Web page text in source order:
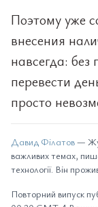
Поэтому уже
внесения
навсегда:
перевести
просто
Давид Філатов—
важливих темах,
технології. Він
Повторний випуск